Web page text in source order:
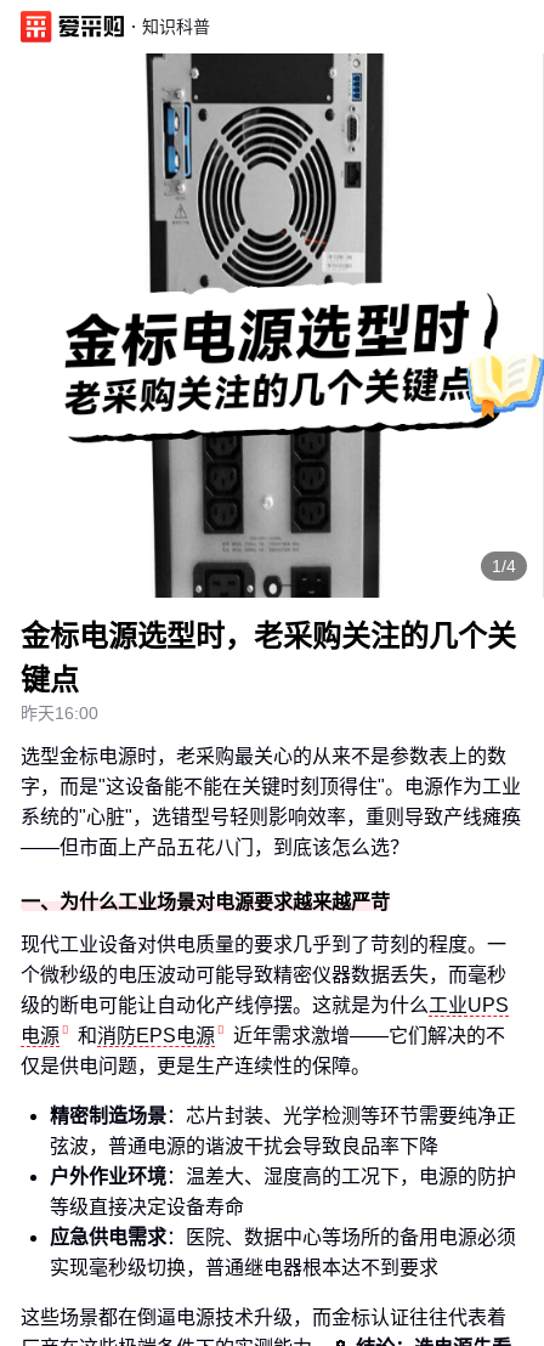
· 知识科普
1/4
金标电源选型时，老采购关注的几个关
键点
昨天16:00
选型金标电源时，老采购最关心的从来不是参数表上的数
字，而是"这设备能不能在关键时刻顶得住"。电源作为工业
系统的"心脏"，选错型号轻则影响效率，重则导致产线瘫痪
——但市面上产品五花八门，到底该怎么选？
一、为什么工业场景对电源要求越来越严苛
现代工业设备对供电质量的要求几乎到了苛刻的程度。一
个微秒级的电压波动可能导致精密仪器数据丢失，而毫秒
级的断电可能让自动化产线停摆。这就是为什么工业UPS
电源
和消防EPS电源
近年需求激增——它们解决的不
仅是供电问题，更是生产连续性的保障。
精密制造场景：芯片封装、光学检测等环节需要纯净正
弦波，普通电源的谐波干扰会导致良品率下降
户外作业环境：温差大、湿度高的工况下，电源的防护
等级直接决定设备寿命
应急供电需求：医院、数据中心等场所的备用电源必须
实现毫秒级切换，普通继电器根本达不到要求
这些场景都在倒逼电源技术升级，而金标认证往往代表着